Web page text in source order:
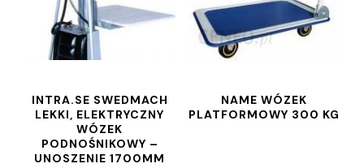
INTRA.SE SWEDMACH
LEKKI, ELEKTRYCZNY
WÓZEK
PODNOŚNIKOWY –
UNOSZENIE 1700MM
NAME WÓZEK
PLATFORMOWY 300 KG